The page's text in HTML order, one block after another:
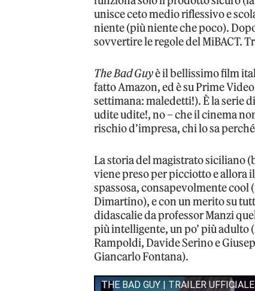
unisce ceto medio riflessivo e
niente (più niente che poco).
sovvertire le regole del MiBACT.
The Bad Guyè il bellissimo film
fatto Amazon, ed è su Prime
settimana: maledetti!). È la serie
udite udite!, no – che il cinema
rischio d’impresa, chi lo sa
La storia del magistrato siciliano
viene preso per picciotto e allora
spassosa, consapevolmente
Dimartino), e con un merito su
didascalie da professor Manzi
più intelligente, un po’ più
Rampoldi, Davide Serino e
Giancarlo Fontana).
THE BAD GUY | TRAILER